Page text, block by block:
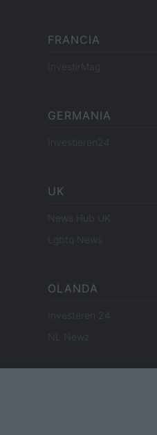
FRANCIA
InvestirMag
GERMANIA
Investieren24
UK
News Hub UK
Lgbtq News
OLANDA
Investeren 24
NL Newz